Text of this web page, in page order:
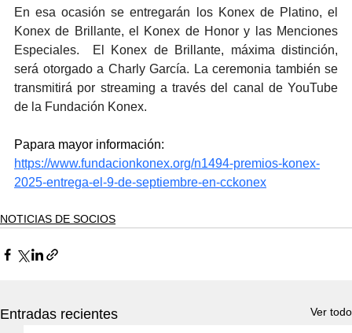
En esa ocasión se entregarán los Konex de Platino, el
Konex de Brillante, el Konex de Honor y las Menciones
Especiales.  El Konex de Brillante, máxima distinción,
será otorgado a Charly García. La ceremonia también se
transmitirá por streaming a través del canal de YouTube
de la Fundación Konex.
Papara mayor información:
https://www.fundacionkonex.org/n1494-premios-konex-
2025-entrega-el-9-de-septiembre-en-cckonex
NOTICIAS DE SOCIOS
Entradas recientes Ver todo